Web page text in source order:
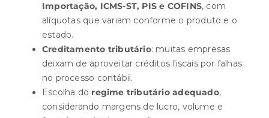
Importação, ICMS-ST, PIS e COFINS, com
alíquotas que variam conforme o produto e o
estado.
Creditamento tributário: muitas empresas
deixam de aproveitar créditos fiscais por falhas
no processo contábil.
Escolha do regime tributário adequado,
considerando margens de lucro, volume e